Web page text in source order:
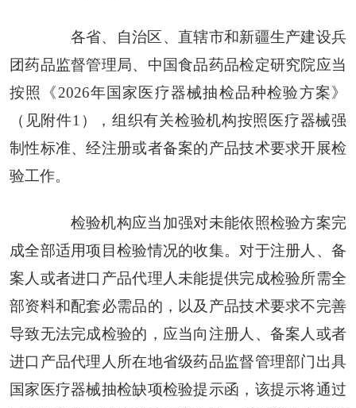
各省、自治区、直辖市和新疆生产建设兵
团药品监督管理局、中国食品药品检定研究院应当
按照《2026年国家医疗器械抽检品种检验方案》
（见附件1），组织有关检验机构按照医疗器械强
制性标准、经注册或者备案的产品技术要求开展检
验工作。
检验机构应当加强对未能依照检验方案完
成全部适用项目检验情况的收集。对于注册人、备
案人或者进口产品代理人未能提供完成检验所需全
部资料和配套必需品的，以及产品技术要求不完善
导致无法完成检验的，应当向注册人、备案人或者
进口产品代理人所在地省级药品监督管理部门出具
国家医疗器械抽检缺项检验提示函，该提示将通过